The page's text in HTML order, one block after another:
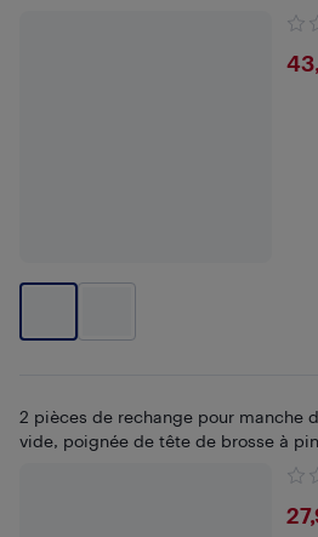
2 pièces de rechange pour manche
vide, poignée de tête de brosse à